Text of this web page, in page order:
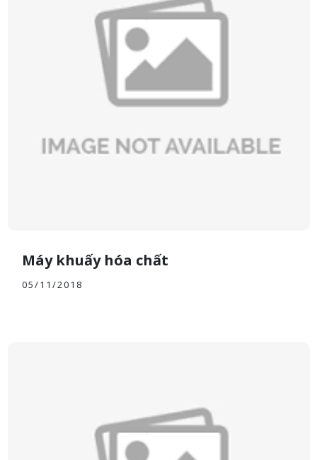
Máy khuấy hóa chất
05/11/2018